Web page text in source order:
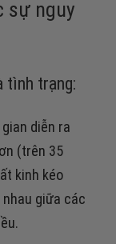
sự nguy
tình trạng:
diễn ra
(trên 35
kinh kéo
giữa các
.